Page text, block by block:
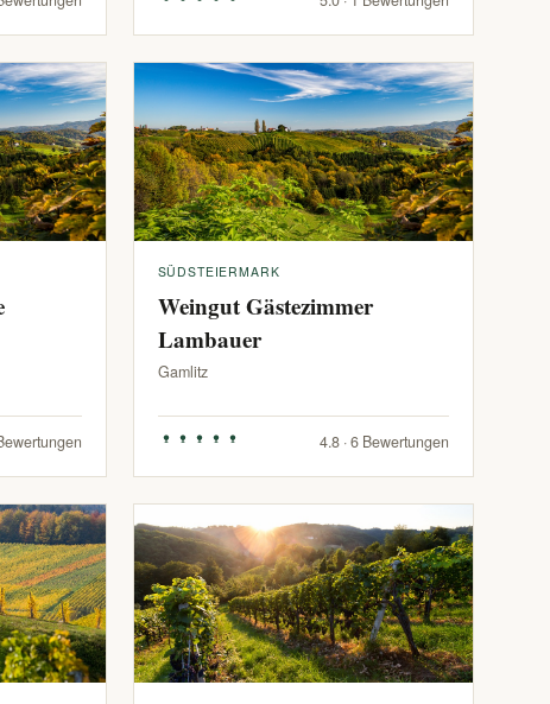
SÜDSTEIERMARK
Weingut Gästezimmer
Lambauer
Gamlitz
4.8 · 6 Bewertungen